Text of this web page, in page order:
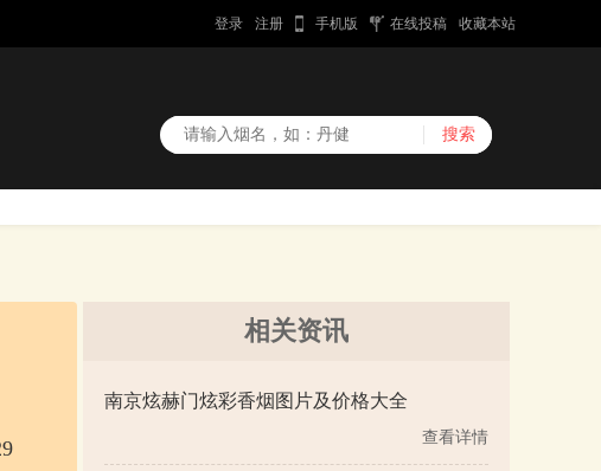
登录 注册 手机版 在线投稿 收藏本站
相关资讯
南京炫赫门炫彩香烟图片及价格大全
查看详情